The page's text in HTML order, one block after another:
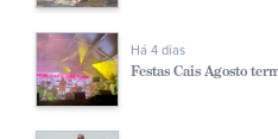
Há 4 dias
Festas Cais Agosto